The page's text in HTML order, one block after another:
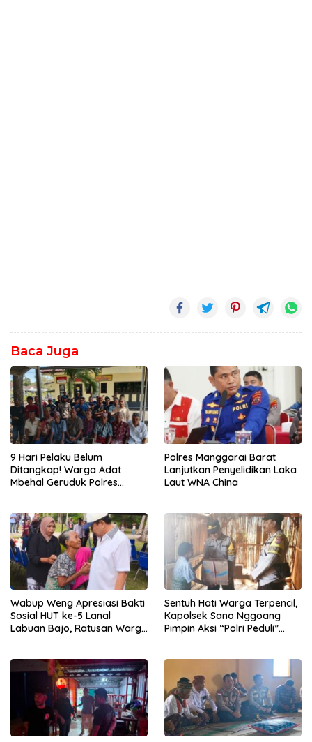
Baca Juga
9 Hari Pelaku Belum
Ditangkap! Warga Adat
Mbehal Geruduk Polres
Polres Manggarai Barat
Lanjutkan Penyelidikan Laka
Laut WNA China
Wabup Weng Apresiasi Bakti
Sosial HUT ke-5 Lanal
Labuan Bajo, Ratusan Warga
Sentuh Hati Warga Terpencil,
Kapolsek Sano Nggoang
Pimpin Aksi “Polri Peduli”